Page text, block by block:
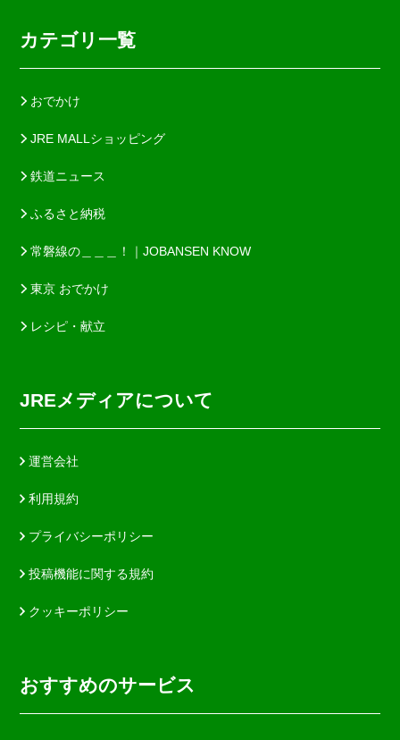
カテゴリ一覧
おでかけ
JRE MALLショッピング
鉄道ニュース
ふるさと納税
常磐線の＿＿＿！｜JOBANSEN KNOW
東京 おでかけ
レシピ・献立
JREメディアについて
運営会社
利用規約
プライバシーポリシー
投稿機能に関する規約
クッキーポリシー
おすすめのサービス